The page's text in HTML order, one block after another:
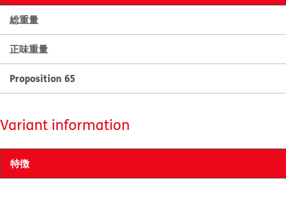
総重量
正味重量
Proposition 65
Variant information
特徴